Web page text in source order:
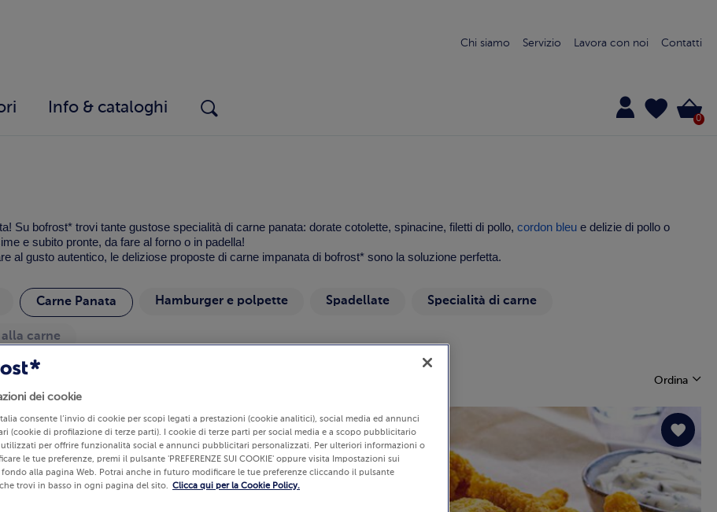
Chi siamo Servizio Lavora con noi Contatti
Info & cataloghi
0
Su bofrost* trovi tante gustose specialità di carne panata: dorate cotolette, spinacine, filetti di pollo, cordon bleue delizie di pollo o
e subito pronte, da fare al forno o in padella!
al gusto autentico, le deliziose proposte di carne impanata di bofrost* sono la soluzione perfetta.
Carne Panata Hamburger e polpette Spadellate Specialità di carne
carne
Ordina
dei cookie
consente l’invio di cookie per scopi legati a prestazioni (cookie analitici), social media ed annunci
(cookie di profilazione di terze parti). I cookie di terze parti per social media e a scopo pubblicitario
per offrire funzionalità social e annunci pubblicitari personalizzati. Per ulteriori informazioni o
le tue preferenze, premi il pulsante 'PREFERENZE SUI COOKIE' oppure visita Impostazioni sui
alla pagina Web. Potrai anche in futuro modificare le tue preferenze cliccando il pulsante
che trovi in basso in ogni pagina del sito. Clicca qui per la Cookie Policy.